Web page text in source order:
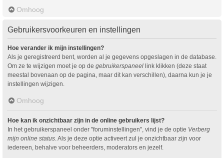
Omhoog
Gebruikersvoorkeuren en instellingen
Hoe verander ik mijn instellingen?
Als je geregistreerd bent, worden al je gegevens opgeslagen in de database.
Om ze te wijzigen moet je op de gebruikerspaneel link klikken (deze staat
meestal bovenaan op de pagina, maar dit kan verschillen), daarna kun je je
instellingen wijzigen.
Omhoog
Hoe kan ik onzichtbaar zijn in de online gebruikers lijst?
In het gebruikerspaneel onder "foruminstellingen", vind je de optie Verberg
mijn online status. Als je deze optie activeert zul je onzichtbaar zijn voor
iedereen, behalve voor beheerders, moderators en jezelf.